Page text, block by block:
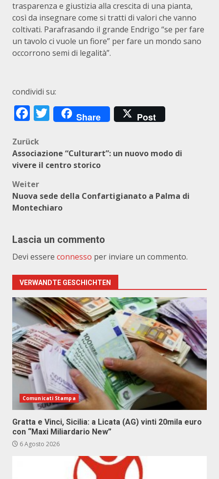
trasparenza e giustizia alla crescita di una pianta,
così da insegnare come si tratti di valori che vanno
coltivati. Parafrasando il grande Endrigo “se per fare
un tavolo ci vuole un fiore” per fare un mondo sano
occorrono semi di legalità”.
condividi su:
Facebook
Twitter
Share Post
Beitragsnavigation
Zurück
Associazione “Culturart”: un nuovo modo di
vivere il centro storico
Weiter
Nuova sede della Confartigianato a Palma di
Montechiaro
Lascia un commento
Devi essere connesso per inviare un commento.
VERWANDTE GESCHICHTEN
Comunicati Stampa
Gratta e Vinci, Sicilia: a Licata (AG) vinti 20mila euro
con “Maxi Miliardario New”
6 Agosto 2026